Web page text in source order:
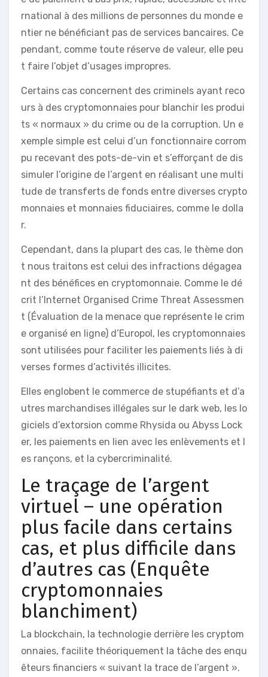
rnational à des millions de personnes du monde e
ntier ne bénéficiant pas de services bancaires. Ce
pendant, comme toute réserve de valeur, elle peu
t faire l’objet d’usages impropres.
Certains cas concernent des criminels ayant reco
urs à des cryptomonnaies pour blanchir les produi
ts « normaux » du crime ou de la corruption. Un e
xemple simple est celui d’un fonctionnaire corrom
pu recevant des pots-de-vin et s’efforçant de dis
simuler l’origine de l’argent en réalisant une multi
tude de transferts de fonds entre diverses crypto
monnaies et monnaies fiduciaires, comme le dolla
r.
Cependant, dans la plupart des cas, le thème don
t nous traitons est celui des infractions dégagea
nt des bénéfices en cryptomonnaie. Comme le dé
crit l’Internet Organised Crime Threat Assessmen
t (Évaluation de la menace que représente le crim
e organisé en ligne) d’Europol, les cryptomonnaies
sont utilisées pour faciliter les paiements liés à di
verses formes d’activités illicites.
Elles englobent le commerce de stupéfiants et d’a
utres marchandises illégales sur le dark web, les lo
giciels d’extorsion comme Rhysida ou Abyss Lock
er, les paiements en lien avec les enlèvements et l
es rançons, et la cybercriminalité.
Le traçage de l’argent
virtuel – une opération
plus facile dans certains
cas, et plus difficile dans
d’autres cas (Enquête
cryptomonnaies
blanchiment)
La blockchain, la technologie derrière les cryptom
onnaies, facilite théoriquement la tâche des enqu
êteurs financiers « suivant la trace de l’argent ».